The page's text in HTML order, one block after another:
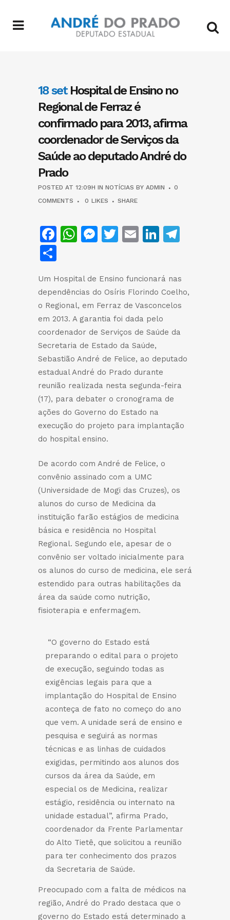
18 setHospital de Ensino no
Regional de Ferraz é
confirmado para 2013, afirma
coordenador de Serviços da
Saúde ao deputado André do
Prado
POSTED AT 12:09H IN NOTÍCIAS BY ADMIN
0
COMMENTS
0 LIKES SHARE
Facebook
WhatsApp
Messenger
Twitter
EmailLinkedIn
Um Hospital de Ensino funcionará nas
dependências do Osíris Florindo Coelho,
o Regional, em Ferraz de Vasconcelos
em 2013. A garantia foi dada pelo
coordenador de Serviços de Saúde da
Secretaria de Estado da Saúde,
Sebastião André de Felice, ao deputado
estadual André do Prado durante
reunião realizada nesta segunda-feira
(17), para debater o cronograma de
ações do Governo do Estado na
execução do projeto para implantação
do hospital ensino.
De acordo com André de Felice, o
convênio assinado com a UMC
(Universidade de Mogi das Cruzes), os
alunos do curso de Medicina da
instituição farão estágios de medicina
básica e residência no Hospital
Regional. Segundo ele, apesar de o
convênio ser voltado inicialmente para
os alunos do curso de medicina, ele será
estendido para outras habilitações da
área da saúde como nutrição,
fisioterapia e enfermagem.
“O governo do Estado está
preparando o edital para o projeto
de execução, seguindo todas as
exigências legais para que a
implantação do Hospital de Ensino
aconteça de fato no começo do ano
que vem. A unidade será de ensino e
pesquisa e seguirá as normas
técnicas e as linhas de cuidados
exigidas, permitindo aos alunos dos
cursos da área da Saúde, em
especial os de Medicina, realizar
estágio, residência ou internato na
unidade estadual”, afirma Prado,
coordenador da Frente Parlamentar
do Alto Tietê, que solicitou a reunião
para ter conhecimento dos prazos
da Secretaria de Saúde.
Preocupado com a falta de médicos na
região, André do Prado destaca que o
governo do Estado está determinado a